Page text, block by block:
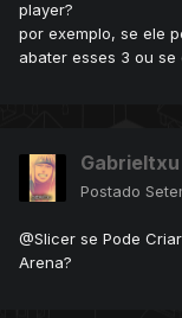
player?
por exemplo, se ele
abater esses 3 ou se
Gabrieltxu
Postado
@Slicer se Pode
Arena?